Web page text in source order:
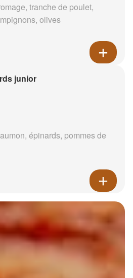
tranche de poulet,
olives
junior
épinards, pommes de